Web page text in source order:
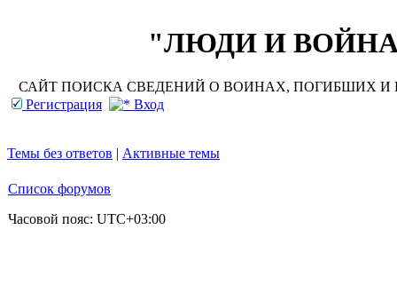
"ЛЮДИ И ВОЙНА"
САЙТ ПОИСКА СВЕДЕНИЙ О ВОИНАХ, ПОГИБШИХ И
Регистрация
Вход
Темы без ответов | Активные темы
Список форумов
Часовой пояс: UTC+03:00